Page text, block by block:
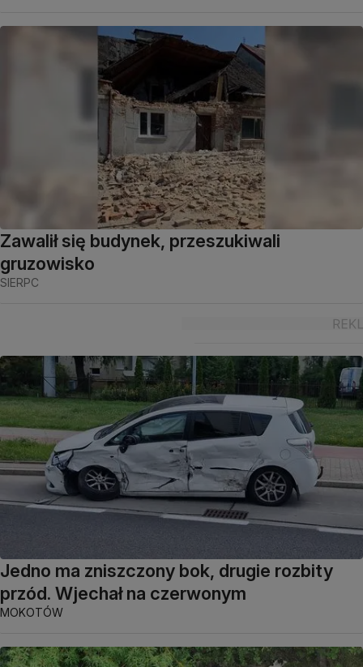
Zawalił się budynek, przeszukiwali
gruzowisko
SIERPC
Jedno ma zniszczony bok, drugie rozbity
przód. Wjechał na czerwonym
MOKOTÓW